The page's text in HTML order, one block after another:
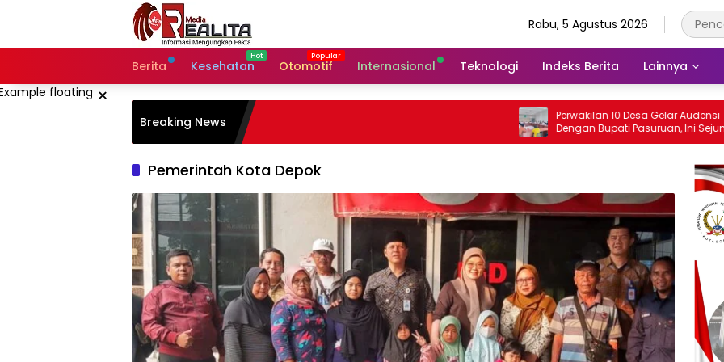
Rabu, 5 Agustus 2026
Berita Kesehatan Otomotif Internasional Teknologi Indeks Berita Lainnya
×
Breaking News
Perwakilan 10 Desa Gelar Audensi
Dengan Bupati Pasuruan, Ini Sejumlah
Tuntutannya
Pemerintah Kota Depok